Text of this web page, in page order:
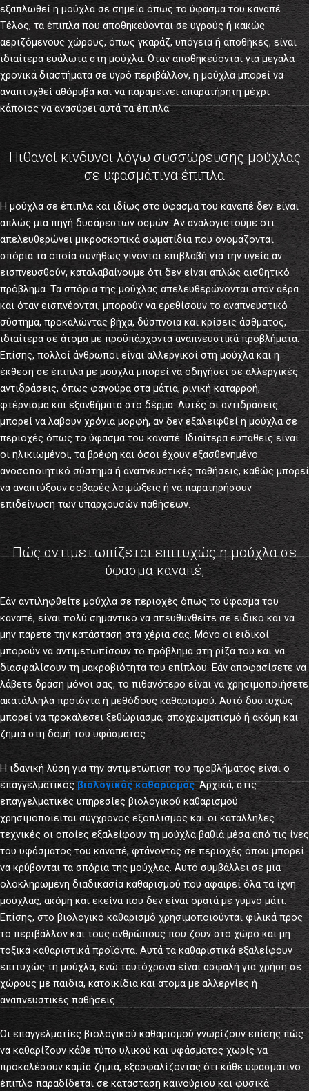
εξαπλωθεί η μούχλα σε σημεία όπως το ύφασμα του καναπέ.
Τέλος, τα έπιπλα που αποθηκεύονται σε υγρούς ή κακώς
αεριζόμενους χώρους, όπως γκαράζ, υπόγεια ή αποθήκες, είναι
ιδιαίτερα ευάλωτα στη μούχλα. Όταν αποθηκεύονται για μεγάλα
χρονικά διαστήματα σε υγρό περιβάλλον, η μούχλα μπορεί να
αναπτυχθεί αθόρυβα και να παραμείνει απαρατήρητη μέχρι
κάποιος να ανασύρει αυτά τα έπιπλα.
Πιθανοί κίνδυνοι λόγω συσσώρευσης μούχλας
σε υφασμάτινα έπιπλα
Η μούχλα σε έπιπλα και ιδίως στο ύφασμα του καναπέ δεν είναι
απλώς μια πηγή δυσάρεστων οσμών. Αν αναλογιστούμε ότι
απελευθερώνει μικροσκοπικά σωματίδια που ονομάζονται
σπόρια τα οποία συνήθως γίνονται επιβλαβή για την υγεία αν
εισπνευσθούν, καταλαβαίνουμε ότι δεν είναι απλώς αισθητικό
πρόβλημα. Τα σπόρια της μούχλας απελευθερώνονται στον αέρα
και όταν εισπνέονται, μπορούν να ερεθίσουν το αναπνευστικό
σύστημα, προκαλώντας βήχα, δύσπνοια και κρίσεις άσθματος,
ιδιαίτερα σε άτομα με προϋπάρχοντα αναπνευστικά προβλήματα.
Επίσης, πολλοί άνθρωποι είναι αλλεργικοί στη μούχλα και η
έκθεση σε έπιπλα με μούχλα μπορεί να οδηγήσει σε αλλεργικές
αντιδράσεις, όπως φαγούρα στα μάτια, ρινική καταρροή,
φτέρνισμα και εξανθήματα στο δέρμα. Αυτές οι αντιδράσεις
μπορεί να λάβουν χρόνια μορφή, αν δεν εξαλειφθεί η μούχλα σε
περιοχές όπως το ύφασμα του καναπέ. Ιδιαίτερα ευπαθείς είναι
οι ηλικιωμένοι, τα βρέφη και όσοι έχουν εξασθενημένο
ανοσοποιητικό σύστημα ή αναπνευστικές παθήσεις, καθώς μπορεί
να αναπτύξουν σοβαρές λοιμώξεις ή να παρατηρήσουν
επιδείνωση των υπαρχουσών παθήσεων.
Πώς αντιμετωπίζεται επιτυχώς η μούχλα σε
ύφασμα καναπέ;
Εάν αντιληφθείτε μούχλα σε περιοχές όπως το ύφασμα του
καναπέ, είναι πολύ σημαντικό να απευθυνθείτε σε ειδικό και να
μην πάρετε την κατάσταση στα χέρια σας. Μόνο οι ειδικοί
μπορούν να αντιμετωπίσουν το πρόβλημα στη ρίζα του και να
διασφαλίσουν τη μακροβιότητα του επίπλου. Εάν αποφασίσετε να
λάβετε δράση μόνοι σας, το πιθανότερο είναι να χρησιμοποιήσετε
ακατάλληλα προϊόντα ή μεθόδους καθαρισμού. Αυτό δυστυχώς
μπορεί να προκαλέσει ξεθώριασμα, αποχρωματισμό ή ακόμη και
ζημιά στη δομή του υφάσματος.
Η ιδανική λύση για την αντιμετώπιση του προβλήματος είναι ο
επαγγελματικόςβιολογικός καθαρισμός. Αρχικά, στις
επαγγελματικές υπηρεσίες βιολογικού καθαρισμού
χρησιμοποιείται σύγχρονος εξοπλισμός και οι κατάλληλες
τεχνικές οι οποίες εξαλείφουν τη μούχλα βαθιά μέσα από τις ίνες
του υφάσματος του καναπέ, φτάνοντας σε περιοχές όπου μπορεί
να κρύβονται τα σπόρια της μούχλας. Αυτό συμβάλλει σε μια
ολοκληρωμένη διαδικασία καθαρισμού που αφαιρεί όλα τα ίχνη
μούχλας, ακόμη και εκείνα που δεν είναι ορατά με γυμνό μάτι.
Επίσης, στο βιολογικό καθαρισμό χρησιμοποιούνται φιλικά προς
το περιβάλλον και τους ανθρώπους που ζουν στο χώρο και μη
τοξικά καθαριστικά προϊόντα. Αυτά τα καθαριστικά εξαλείφουν
επιτυχώς τη μούχλα, ενώ ταυτόχρονα είναι ασφαλή για χρήση σε
χώρους με παιδιά, κατοικίδια και άτομα με αλλεργίες ή
αναπνευστικές παθήσεις.
Οι επαγγελματίες βιολογικού καθαρισμού γνωρίζουν επίσης πώς
να καθαρίζουν κάθε τύπο υλικού και υφάσματος χωρίς να
προκαλέσουν καμία ζημιά, εξασφαλίζοντας ότι κάθε υφασμάτινο
έπιπλο παραδίδεται σε κατάσταση καινούριου και φυσικά